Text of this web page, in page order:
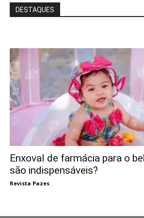
DESTAQUES
Enxoval de farmácia para o
são indispensáveis?
Revista Pazes